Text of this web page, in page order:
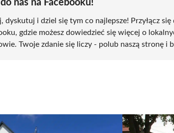
do nas na Facebooku!
dyskutuj i dziel się tym co najlepsze! Przyłącz się
gdzie możesz dowiedzieć się więcej o
Twoje zdanie się liczy - polub naszą stronę i